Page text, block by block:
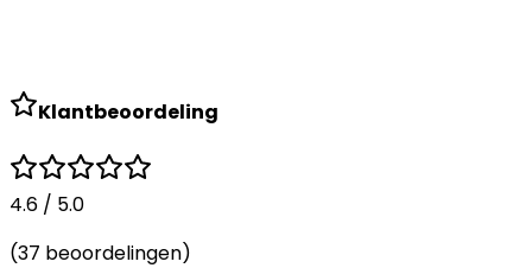
Klantbeoordeling
4.6 / 5.0
(37 beoordelingen)